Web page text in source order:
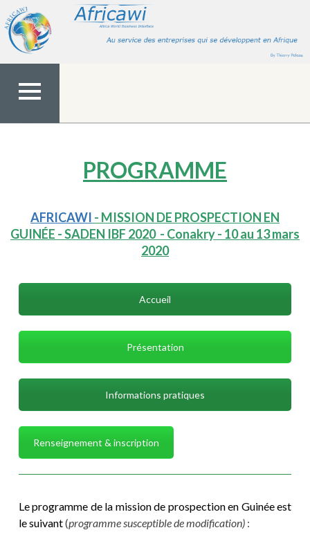
contenu
MENU
PROGRAMME
AFRICAWI - MISSION DE PROSPECTION EN
GUINÉE -SADEN IBF 2020- Conakry - 10 au 13 mars
2020
Accueil
Présentation
Informations pratiques
Renseignement & inscription
Le programme de la mission de prospection en Guinée est
le suivant(programme susceptible de modification):